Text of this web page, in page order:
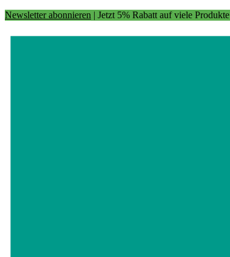
Newsletter abonnieren | Jetzt 5% Rabatt auf viele Produkte